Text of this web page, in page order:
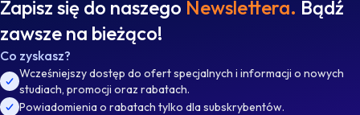
Zapisz się do naszego Newslettera. Bądź
zawsze na bieżąco!
Co zyskasz?
Wcześniejszy dostęp do ofert specjalnych i informacji o nowych
studiach, promocji oraz rabatach.
Powiadomienia o rabatach tylko dla subskrybentów.